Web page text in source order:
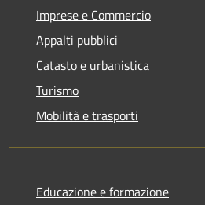
Imprese e Commercio
Appalti pubblici
Catasto e urbanistica
Turismo
Mobilità e trasporti
Educazione e formazione